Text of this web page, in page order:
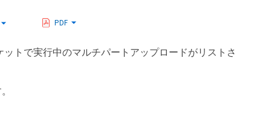
PDF
トで実行中のマルチパートアップロードがリストさ